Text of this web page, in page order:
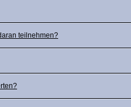
teilnehmen?